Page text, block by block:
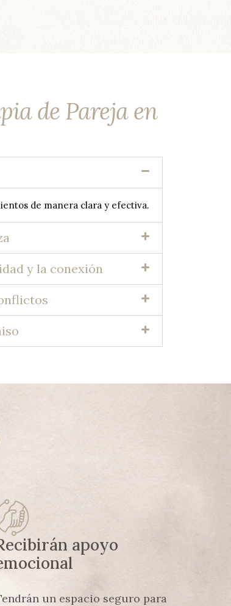
de Pareja en
de manera clara y efectiva.
y la conexión
apoyo
un espacio seguro para